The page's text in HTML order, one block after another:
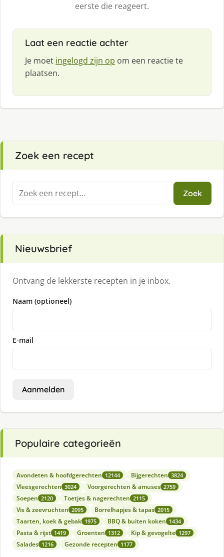
eerste die reageert.
Laat een reactie achter
Je moet ingelogd zijn op om een reactie te
plaatsen.
Zoek een recept
Zoeken
naar:
Zoek
Nieuwsbrief
Ontvang de lekkerste recepten in je inbox.
Naam (optioneel)
E-mail
Aanmelden
Populaire categorieën
Avondeten & hoofdgerechten 12144 Bijgerechten 3824
Vleesgerechten 3024 Voorgerechten & amuses 2759
Soepen 2120 Toetjes & nagerechten 2115
Vis & zeevruchten 2095 Borrelhapjes & tapas 2015
Taarten, koek & gebak 1975 BBQ & buiten koken 1434
Pasta & rijst 1419 Groenten 1312 Kip & gevogelte 1297
Salades 1216 Gezonde recepten 1177